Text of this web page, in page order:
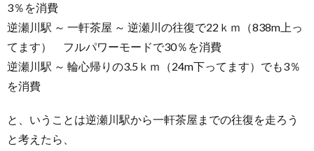
3％を消費
逆瀬川駅 ～ 一軒茶屋 ～ 逆瀬川の往復で22ｋｍ（838m上っ
てます） フルパワーモードで30％を消費
逆瀬川駅 ～ 輪心帰りの3.5ｋｍ（24m下ってます）でも3％
を消費
と、いうことは逆瀬川駅から一軒茶屋までの往復を走ろう
と考えたら、